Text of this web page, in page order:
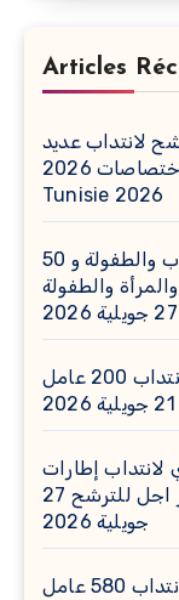
Articles
لانتداب عديد
الاختصاصات 2026 / Concours BT Banque de
Tunisie 2026
مناظرة انتداب 120 أستاذًا للشباب والطفولة و 50
والطفولة
مناظرة شركة تونس الطرقات السيارة لانتداب 200 عامل
لانتداب إطارات
وأعوان في اختصاصات مختلفة : أخر اجل للترشح 27
جويلية 2026
وزارة التربية : فتح مناظرات مهنية لانتداب 580 عامل